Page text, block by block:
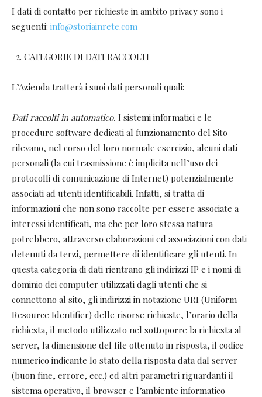
I dati di contatto per richieste in ambito privacy sono i
seguenti: info@storiainrete.com
CATEGORIE DI DATI RACCOLTI
L’Azienda tratterà i suoi dati personali quali:
Dati raccolti in automatico. I sistemi informatici e le
procedure software dedicati al funzionamento del Sito
rilevano, nel corso del loro normale esercizio, alcuni dati
personali (la cui trasmissione è implicita nell’uso dei
protocolli di comunicazione di Internet) potenzialmente
associati ad utenti identificabili. Infatti, si tratta di
informazioni che non sono raccolte per essere associate a
interessi identificati, ma che per loro stessa natura
potrebbero, attraverso elaborazioni ed associazioni con dati
detenuti da terzi, permettere di identificare gli utenti. In
questa categoria di dati rientrano gli indirizzi IP e i nomi di
dominio dei computer utilizzati dagli utenti che si
connettono al sito, gli indirizzi in notazione URI (Uniform
Resource Identifier) delle risorse richieste, l’orario della
richiesta, il metodo utilizzato nel sottoporre la richiesta al
server, la dimensione del file ottenuto in risposta, il codice
numerico indicante lo stato della risposta data dal server
(buon fine, errore, ecc.) ed altri parametri riguardanti il
sistema operativo, il browser e l’ambiente informatico